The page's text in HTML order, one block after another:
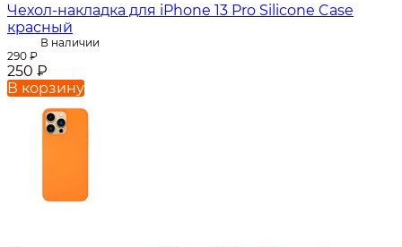
Чехол-накладка для iPhone 13 Pro Silicone Case
красный
В наличии
290 ₽
250 ₽
В корзину